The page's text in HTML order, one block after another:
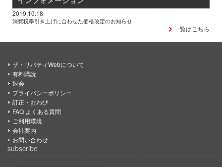
2019.10.18
消費税率引き上げに合わせた価格改定のお知らせ
一覧はこちら
ザ・リバティWebについて
有料購読
退会
プライバシーポリシー
訂正・おわび
FAQ よくある質問
ご利用環境
会社案内
お問い合わせ
subscribe